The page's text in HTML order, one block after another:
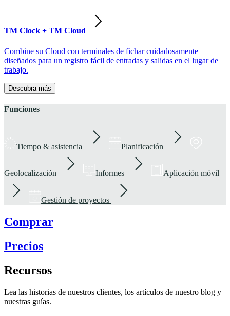
TM Clock + TM Cloud
Combine su Cloud con terminales de fichar cuidadosamente
diseñados para un registro fácil de entradas y salidas en el lugar de
trabajo.
Descubra más
Funciones
Tiempo & asistencia Planificación
Geolocalización Informes Aplicación móvil
Gestión de proyectos
Comprar
Precios
Recursos
Lea las historias de nuestros clientes, los artículos de nuestro blog y
nuestras guías.